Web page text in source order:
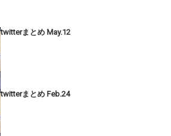
twitterまとめ May.12
twitterまとめ Feb.24